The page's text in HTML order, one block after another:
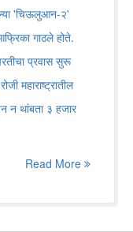
'चिऊलुआन-२'
गाठले होते.
प्रवास सुरू
महाराष्ट्रातील
न थांबता ३ हजार
Read More